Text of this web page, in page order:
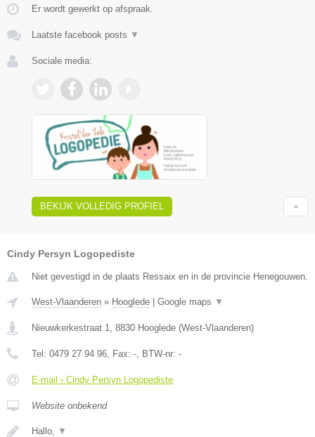
Er wordt gewerkt op afspraak.
Laatste facebook posts ▼
Sociale media:
BEKIJK VOLLEDIG PROFIEL
Cindy Persyn Logopediste
Niet gevestigd in de plaats Ressaix en in de provincie Henegouwen.
West-Vlaanderen » Hooglede Google maps ▼
Nieuwkerkestraat 1 8830 Hooglede (West-Vlaanderen)
Tel: 0479 27 94 96 , Fax: - , BTW-nr: -
E-mail › Cindy Persyn Logopediste
Website onbekend
Hallo, ▼